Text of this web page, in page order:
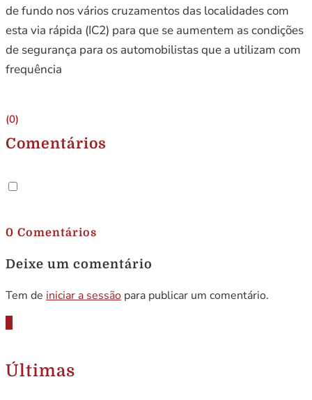
de fundo nos vários cruzamentos das localidades com
esta via rápida (IC2) para que se aumentem as condições
de segurança para os automobilistas que a utilizam com
frequência
(0)
Comentários
0 Comentários
Deixe um comentário
Tem de iniciar a sessão para publicar um comentário.
Últimas